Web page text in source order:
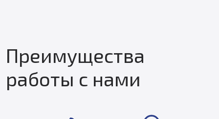
Преимущества
работы с нами